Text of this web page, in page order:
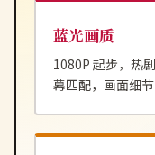
蓝光画质
1080P 起步，热
幕匹配，画面细